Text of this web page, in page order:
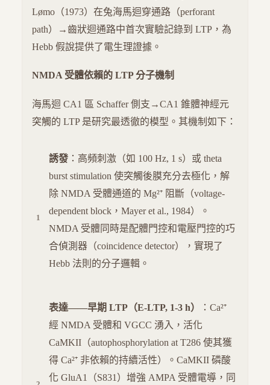
Lømo（1973）在兔海馬迴穿通路（perforant
path）→齒狀迴通路中首次實驗記錄到 LTP，為
Hebb 假說提供了電生理證據。
NMDA 受體依賴的 LTP 分子機制
海馬迴 CA1 區 Schaffer 側支→CA1 錐體神經元
突觸的 LTP 是研究最透徹的模型。其機制如下：
誘發 ：高頻刺激（如 100 Hz, 1 s）或 theta
burst stimulation 使突觸後膜充分去極化，解
除 NMDA 受體通道的 Mg²⁺ 阻斷（voltage-
dependent block，Mayer et al., 1984）。
NMDA 受體同時是配體門控和電壓門控的巧
合偵測器（coincidence detector），實現了
Hebb 法則的分子邏輯。
表達——早期 LTP（E-LTP, 1-3 h）
：Ca²⁺
經 NMDA 受體和 VGCC 湧入，活化
CaMKII（autophosphorylation at T286 使其獲
得 Ca²⁺ 非依賴的持續活性）。CaMKII 磷酸
化 GluA1（S831）增強 AMPA 受體電導，同